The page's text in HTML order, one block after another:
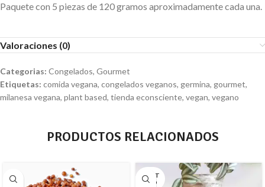
Paquete con 5 piezas de 120 gramos aproximadamente cada una.
Valoraciones (0)
Categorias: Congelados, Gourmet
Etiquetas: comida vegana, congelados veganos, germina, gourmet,
milanesa vegana, plant based, tienda econsciente, vegan, vegano
PRODUCTOS RELACIONADOS
AGOT
ADO